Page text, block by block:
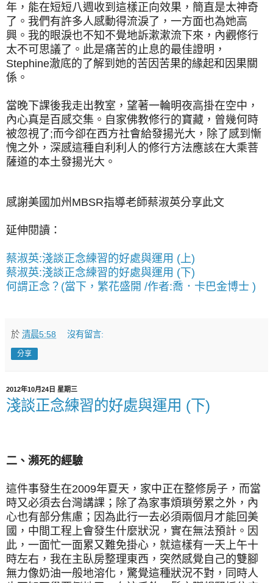
年，能在短短八週收到這樣正向效果，簡直是太神奇
了。我們有許多人感動得流淚了，一方面也為她高
興。我的眼淚也不知不覺地訴漱漱流下來，內觀修行
太不可思議了。此是痛苦的止息的最佳證明，
Stephine澈底的了解到她的苦因苦果的緣起和因果關
係。
當晚下課後我走出教室，望著一輪明夜高掛在空中，
內心真是百感交集。自家佛教修行的寶藏，曾幾何時
被忽視了;而今卻在西方社會給發揚光大，除了感到慚
愧之外，深感這種自利利人的修行方法應該在大乘菩
薩道的本土發揚光大。
感謝美國加州MBSR指導老師蔡淑英分享此文
延伸閱讀：
蔡淑英:淺談正念練習的好處與運用 (上)
蔡淑英:淺談正念練習的好處與運用 (下)
何謂正念？(當下，繁花盛開 /作者:喬．卡巴金博士 )
於 清晨5:58 沒有留言:
分享
2012年10月24日 星期三
淺談正念練習的好處與運用 (下)
二、瀕死的經驗
這件事發生在2009年夏天，家中正在整修房子，而當
時又必須去台灣講課；除了為家事煩瑣勞累之外，內
心也有部分焦慮；因為此行一去必須兩個月才能回美
國，中間工程上會發生什麼狀況，實在無法預計。因
此，一面忙一面累又難免掛心，就這樣有一天上午十
時左右，我在主臥房整理東西，突然感覺自己的雙腳
無力像奶油一般地溶化，驚覺這種狀況不對，同時人